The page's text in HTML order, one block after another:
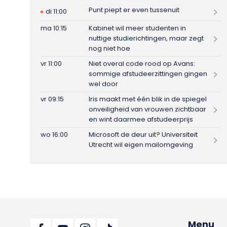
di 11:00
Punt piept er even tussenuit
ma 10:15
Kabinet wil meer studenten in
nuttige studierichtingen, maar zegt
nog niet hoe
vr 11:00
Niet overal code rood op Avans:
sommige afstudeerzittingen gingen
wel door
vr 09:15
Iris maakt met één blik in de spiegel
onveiligheid van vrouwen zichtbaar
en wint daarmee afstudeerprijs
wo 16:00
Microsoft de deur uit? Universiteit
Utrecht wil eigen mailomgeving
Menu